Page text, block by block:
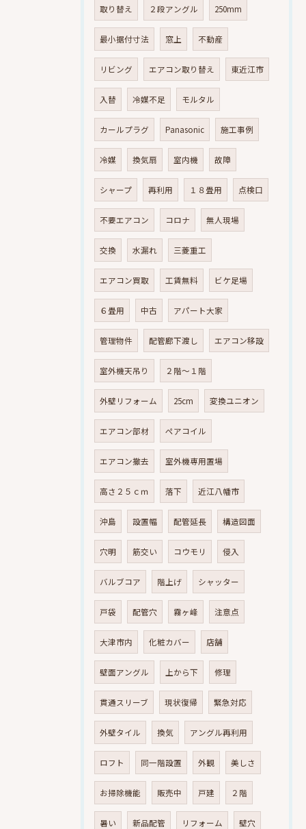
取り替え ２段アングル 250mm
最小据付寸法 窓上 不動産
リビング エアコン取り替え 東近江市
入替 冷媒不足 モルタル
カールプラグ Panasonic 施工事例
冷媒 換気扇 室内機 故障
シャープ 再利用 １８畳用 点検口
不要エアコン コロナ 無人現場
交換 水漏れ 三菱重工
エアコン買取 工賃無料 ビケ足場
６畳用 中古 アパート大家
管理物件 配管廊下渡し エアコン移設
室外機天吊り ２階～１階
外壁リフォーム 25cm 変換ユニオン
エアコン部材 ペアコイル
エアコン撤去 室外機専用置場
高さ２５ｃｍ 落下 近江八幡市
沖島 設置幅 配管延長 構造図面
穴明 筋交い コウモリ 侵入
バルブコア 階上げ シャッター
戸袋 配管穴 霧ヶ峰 注意点
大津市内 化粧カバー 店舗
壁面アングル 上から下 修理
貫通スリーブ 現状復帰 緊急対応
外壁タイル 換気 アングル再利用
ロフト 同一階設置 外観 美しさ
お掃除機能 販売中 戸建 ２階
暑い 新品配管 リフォーム 壁穴